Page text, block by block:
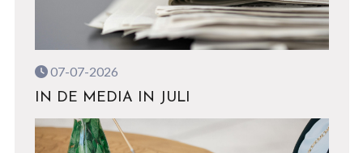
07-07-2026
IN DE MEDIA IN JULI